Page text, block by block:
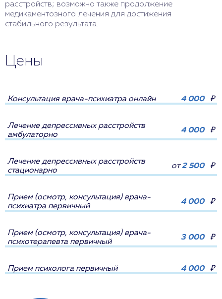
расстройств; возможно также продолжение
медикаментозного лечения для достижения
стабильного результата.
Цены
Консультация врача-психиатра онлайн 4 000 ₽
Лечение депрессивных расстройств
амбулаторно
4 000 ₽
Лечение депрессивных расстройств
стационарно
от2 500 ₽
Прием (осмотр, консультация) врача-
психиатра первичный
4 000 ₽
Прием (осмотр, консультация) врача-
психотерапевта первичный
3 000 ₽
Прием психолога первичный 4 000 ₽